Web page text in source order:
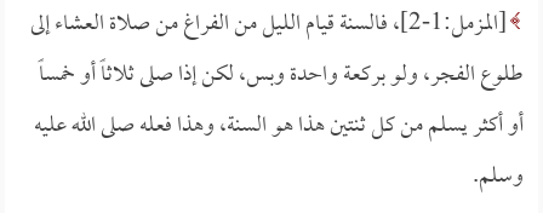
[المزمل:1-2]، فالسنة قيام الليل من الفراغ من صلاة العشاء إلى
طلوع الفجر، ولو بركعة واحدة وبس، لكن إذا صلى ثلاثاً أو خمساً
أو أكثر يسلم من كل ثنتين هذا هو السنة، وهذا فعله صلى الله عليه
وسلم.